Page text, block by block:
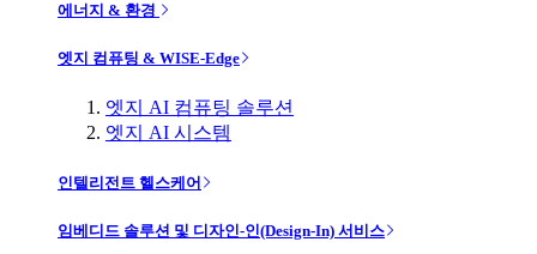
에너지 & 환경
엣지 컴퓨팅 & WISE-Edge
엣지 AI 컴퓨팅 솔루션
엣지 AI 시스템
인텔리전트 헬스케어
임베디드 솔루션 및 디자인-인(Design-In) 서비스